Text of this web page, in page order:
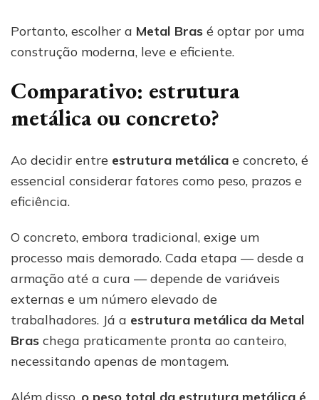
Portanto, escolher a Metal Bras é optar por uma
construção moderna, leve e eficiente.
Comparativo: estrutura
metálica ou concreto?
Ao decidir entre estrutura metálica e concreto, é
essencial considerar fatores como peso, prazos e
eficiência.
O concreto, embora tradicional, exige um
processo mais demorado. Cada etapa — desde a
armação até a cura — depende de variáveis
externas e um número elevado de
trabalhadores. Já a estrutura metálica da Metal
Bras chega praticamente pronta ao canteiro,
necessitando apenas de montagem.